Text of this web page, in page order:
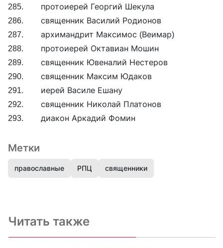
285. протоиерей Георгий Шекула
286. священник Василий Родионов
287. архимандрит Максимос (Веимар)
288. протоиерей Октавиан Мошин
289. священник Ювеналий Нестеров
290. священник Максим Юдаков
291. иерей Василе Ешану
292. священник Николай Платонов
293. диакон Аркадий Фомин
Метки
православные РПЦ священники
Читать также